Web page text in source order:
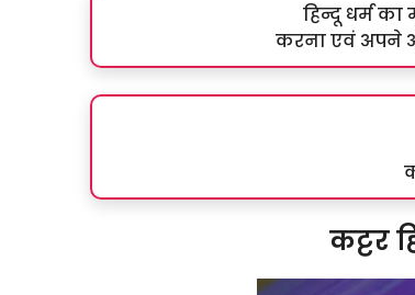
हिन्दू धर्म का
करना एवं अपने
कट्टर